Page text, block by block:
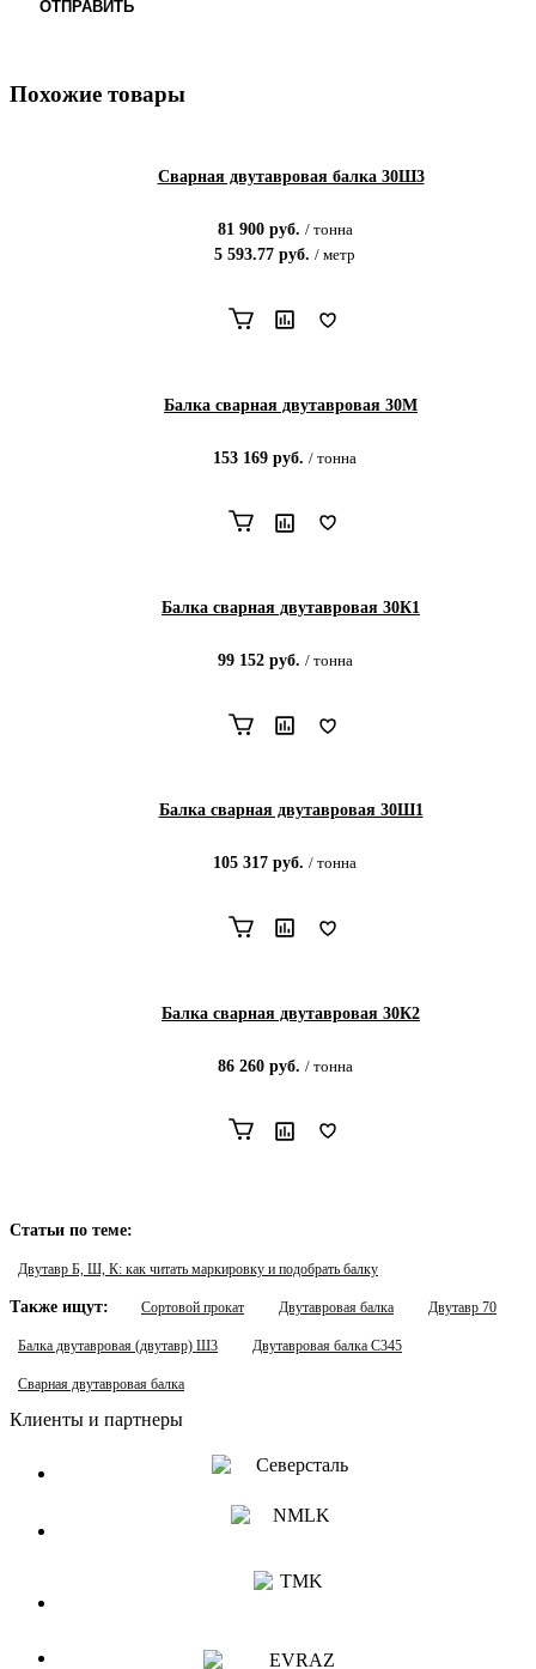
ОТПРАВИТЬ
Похожие товары
Сварная двутавровая балка 30Ш3
81 900руб. / тонна
5 593.77 руб. / метр
Балка сварная двутавровая 30М
153 169 руб. / тонна
Балка сварная двутавровая 30К1
99 152руб. / тонна
Балка сварная двутавровая 30Ш1
105 317 руб. / тонна
Балка сварная двутавровая 30К2
86 260руб. / тонна
Статьи по теме:
Двутавр Б, Ш, К: как читать маркировку и подобрать балку
Также ищут: Сортовой прокат Двутавровая балка Двутавр 70
Балка двутавровая (двутавр) Ш3 Двутавровая балка С345
Сварная двутавровая балка
Клиенты и партнеры